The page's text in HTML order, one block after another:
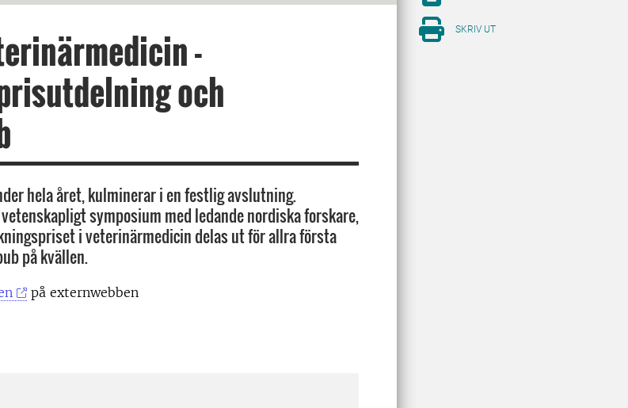
-
och
hela året, kulminerar i en festlig avslutning.
symposium med ledande nordiska forskare,
i veterinärmedicin delas ut för allra första
på kvällen.
på externwebben
SKRIV UT